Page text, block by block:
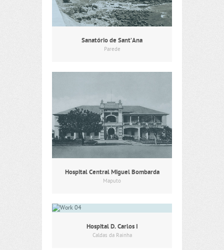
Sanatório de Sant’Ana
Parede
Hospital Central Miguel Bombarda
Maputo
Hospital D. Carlos I
Caldas da Rainha